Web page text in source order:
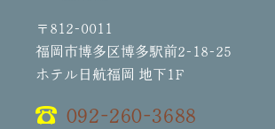
〒812-0011
福岡市博多区博多駅前2-18-25
ホテル日航福岡 地下1F
092-260-3688